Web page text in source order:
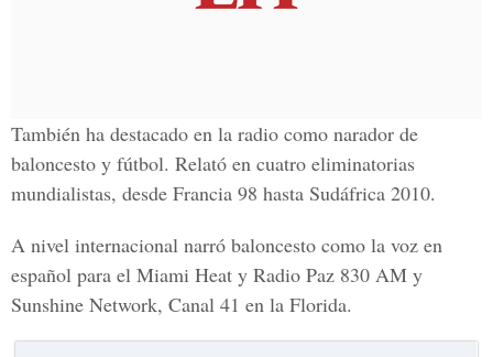
También ha destacado en la radio como narador de
baloncesto y fútbol. Relató en cuatro eliminatorias
mundialistas, desde Francia 98 hasta Sudáfrica 2010.
A nivel internacional narró baloncesto como la voz en
español para el Miami Heat y Radio Paz 830 AM y
Sunshine Network, Canal 41 en la Florida.